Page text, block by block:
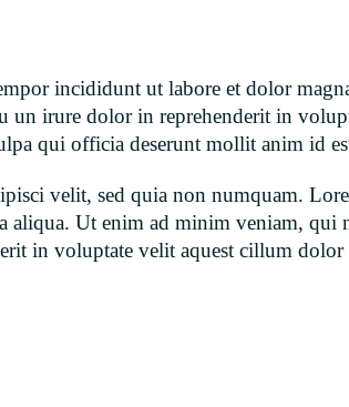
incididunt ut labore et dolor
irure dolor in reprehenderit in
qui officia deserunt mollit anim id
velit, sed quia non numquam.
Ut enim ad minim veniam, qui
in voluptate velit aquest cillum